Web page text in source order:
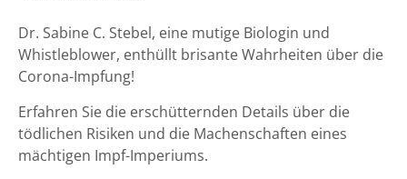
Dr. Sabine C. Stebel, eine mutige Biologin und
Whistleblower, enthüllt brisante Wahrheiten über die
Corona-Impfung!
Erfahren Sie die erschütternden Details über die
tödlichen Risiken und die Machenschaften eines
mächtigen Impf-Imperiums.